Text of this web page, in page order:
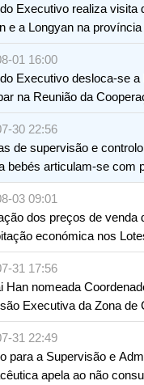
Executivo realiza visita
e a Longyan na província
01 16:00
Executivo desloca-se a
na Reunião da
30 22:56
de supervisão e
bebés articulam-se com
Serviços
esforços para assegurar
crianças, assim como a
03 09:01
dos preços de venda
económica nos
Zona A dos Novos
31 17:56
Han nomeada
Executiva da Zona de
entre Guangdong e
31 22:49
para a Supervisão e
apela ao não